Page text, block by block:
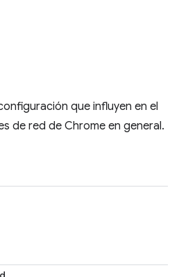
que influyen en el
de red de Chrome en general.